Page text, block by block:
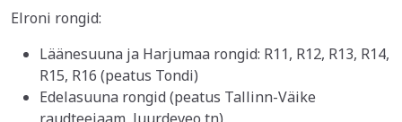
Elroni rongid:
Läänesuuna ja Harjumaa rongid: R11, R12, R13, R14,
R15, R16 (peatus Tondi)
Edelasuuna rongid (peatus Tallinn-Väike